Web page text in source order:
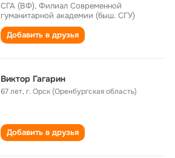
СГА (ВФ), Филиал Современной
гуманитарной академии (быш. СГУ)
Добавить в друзья
Виктор Гагарин
67 лет,г. Орск (Оренбургская область)
Добавить в друзья